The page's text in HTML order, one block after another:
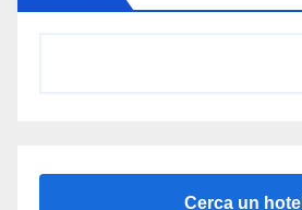
Cerca un hotel